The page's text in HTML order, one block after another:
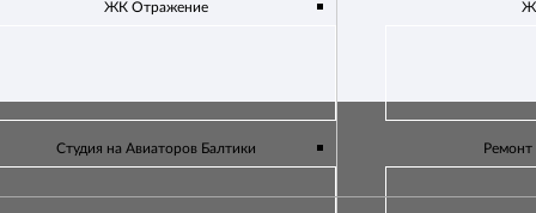
ЖК Отражение
Студия на Авиаторов Балтики